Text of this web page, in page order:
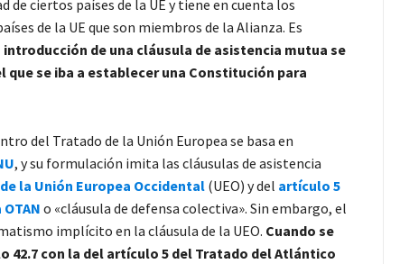
ciertos países de la UE y tiene en cuenta los
de la UE que son miembros de la Alianza. Es
introducción de una cláusula de asistencia mutua se
se iba a establecer una Constitución para
del Tratado de la Unión Europea se basa en
, y su formulación imita las cláusulas de asistencia
la Unión Europea Occidental (UEO) y del artículo 5
o «cláusula de defensa colectiva». Sin embargo, el
implícito en la cláusula de la UEO. Cuando se
42.7 con la del artículo 5 del Tratado del Atlántico